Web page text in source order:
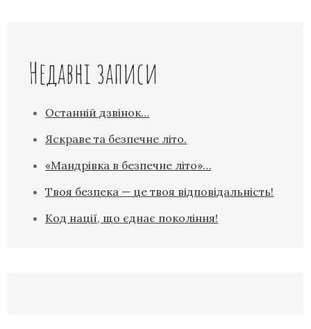
Недавні записи
Останній дзвінок…
Яскраве та безпечне літо.
«Мандрівка в безпечне літо»…
Твоя безпека — це твоя відповідальність!
Код нації, що єднає покоління!